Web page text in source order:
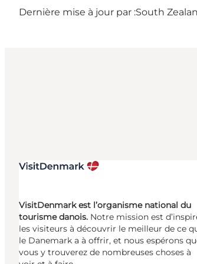
Dernière mise à jour par :South
VisitDenmark est l’organisme national du
tourisme danois. Notre mission est
les visiteurs à découvrir le meilleur de ce
le Danemark a à offrir, et nous espérons
vous y trouverez de nombreuses choses à